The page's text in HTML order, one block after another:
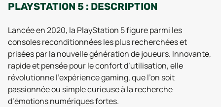
PLAYSTATION 5 : DESCRIPTION
Lancée en 2020, la PlayStation 5 figure parmi les
consoles reconditionnées les plus recherchées et
prisées par la nouvelle génération de joueurs. Innovante,
rapide et pensée pour le confort d’utilisation, elle
révolutionne l’expérience gaming, que l’on soit
passionnée ou simple curieuse à la recherche
d’émotions numériques fortes.